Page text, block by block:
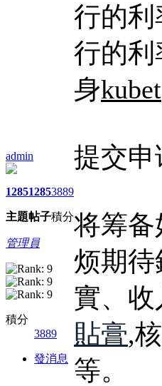
admin
1285
主題
1285
帖子
3889
積分
管理員
積分
3889
發消息
行的
行的
身kubet
提交申
将筹
烦期
實、
貼膏,
等。